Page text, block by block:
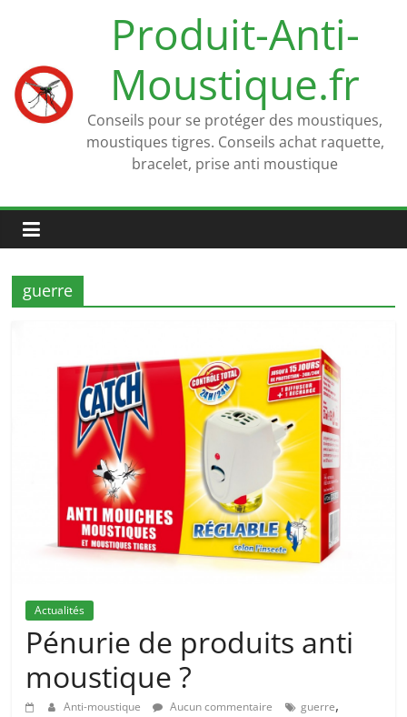
Produit-Anti-
Moustique.fr
Conseils pour se protéger des moustiques,
moustiques tigres. Conseils achat raquette,
bracelet, prise anti moustique
guerre
Actualités
Pénurie de produits anti
moustique ?
Anti-moustique Aucun commentaire guerre,